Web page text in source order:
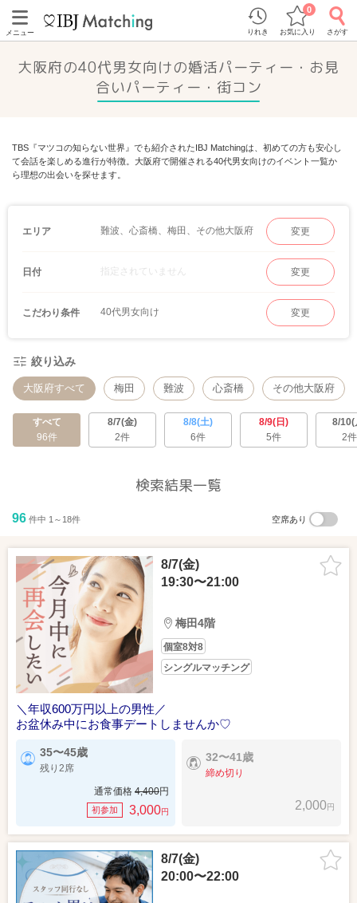
メニュー りれき お気に入り
0
さがす
大阪府の40代男女向けの婚活パーティー・お見
合いパーティー・街コン
TBS『マツコの知らない世界』でも紹介されたIBJ Matchingは、初めての方も安心し
て会話を楽しめる進行が特徴。大阪府で開催される40代男女向けのイベント一覧か
ら理想の出会いを探せます。
エリア 難波、心斎橋、梅田、その他大阪府 変更
日付 指定されていません 変更
こだわり条件 40代男女向け 変更
絞り込み
大阪府すべて 梅田 難波 心斎橋 その他大阪府
すべて
96件
8/7(金)
2件
8/8(土)
6件
8/9(日)
5件
8/10(
2件
検索結果一覧
96 件中 1～18件 空席あり
8/7(金)
19:30〜21:00
梅田4階
個室8対8
シングルマッチング
＼年収600万円以上の男性／
お盆休み中にお食事デートしませんか♡
35〜45歳
残り2席
通常価格 4,400円
初参加 3,000円
32〜41歳
締め切り
2,000円
8/7(金)
20:00〜22:00